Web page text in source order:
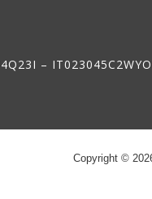
–
Copyright ©